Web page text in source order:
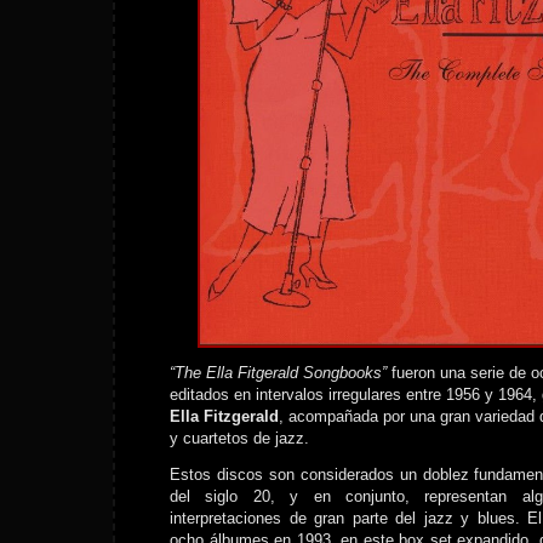
“The Ella Fitgerald Songbooks”fueron una serie de
editados en intervalos irregulares entre 1956 y 1964,
Ella Fitzgerald , acompañada por una gran
y cuartetos de jazz.
Estos discos son considerados un doblez
del siglo 20, y en conjunto, representan
interpretaciones de gran parte del jazz y blues.